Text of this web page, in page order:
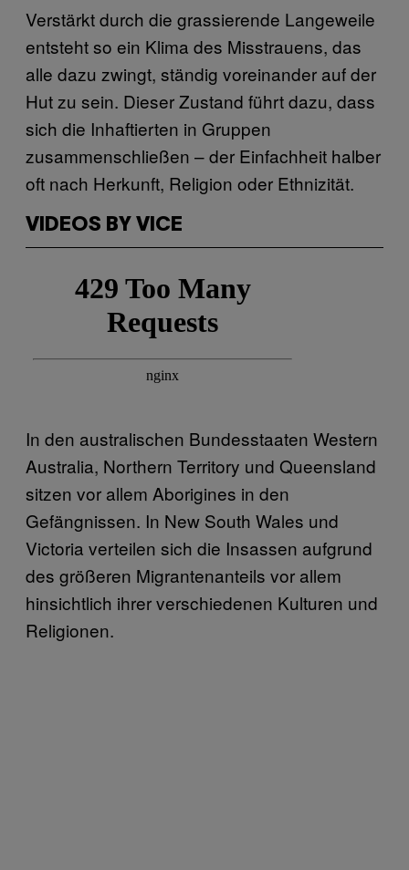
Verstärkt durch die grassierende Langeweile
entsteht so ein Klima des Misstrauens, das
alle dazu zwingt, ständig voreinander auf der
Hut zu sein. Dieser Zustand führt dazu, dass
sich die Inhaftierten in Gruppen
zusammenschließen – der Einfachheit halber
oft nach Herkunft, Religion oder Ethnizität.
VIDEOS BY VICE
In den australischen Bundesstaaten Western
Australia, Northern Territory und Queensland
sitzen vor allem Aborigines in den
Gefängnissen. In New South Wales und
Victoria verteilen sich die Insassen aufgrund
des größeren Migrantenanteils vor allem
hinsichtlich ihrer verschiedenen Kulturen und
Religionen.